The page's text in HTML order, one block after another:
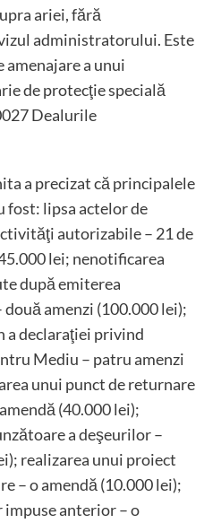
ariei, fără
administratorului. Este
amenajare a unui
de protecţie specială
Dealurile
a precizat că principalele
fost: lipsa actelor de
autorizabile – 21 de
lei; nenotificarea
după emiterea
amenzi (100.000 lei);
a declaraţiei privind
Mediu – patru amenzi
unui punct de returnare
(40.000 lei);
a deşeurilor –
realizarea unui proiect
– o amendă (10.000 lei);
anterior – o